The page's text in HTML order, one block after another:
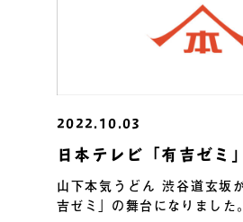
2022.10.03
日本テレビ「有吉ゼミ
山下本気うどん 渋谷道玄坂
吉ゼミ」の舞台になりました。